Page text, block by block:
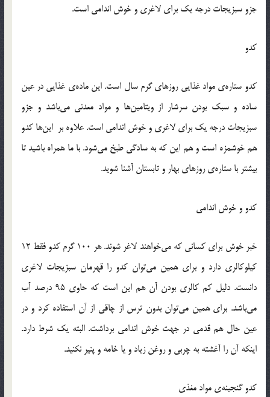
جزو سبزیجات درجه یک برای لاغری و خوش اندامی است.
کدو
کدو ستاره‌ی مواد غذایی روزهای گرم سال است. این ماده‌ی غذایی در عین
ساده و سبک بودن سرشار از ویتامین‌ها و مواد معدنی می‌باشد و جزو
سبزیجات درجه یک برای لاغری و خوش اندامی است. علاوه بر این‌ها کدو
هم خوشمزه است و هم این که به سادگی طبخ می‌شود. با ما همراه باشید تا
بیشتر با ستاره‌ی روزهای بهار و تابستان آشنا شوید.
کدو و خوش اندامی
خبر خوش برای کسانی که می‌خواهند لاغر شوند. هر 100 گرم کدو فقط 12
کیلوکالری دارد و برای همین می‌توان کدو را قهرمان سبزیجات لاغری
دانست. دلیل کم کالری بودن آن هم این است که حاوی 95 درصد آب
می‌باشد. برای همین می‌توان بدون ترس از چاقی از آن استفاده کرد و در
عین حال هم قدمی در جهت خوش اندامی برداشت. البته یک شرط دارد.
اینکه آن را آغشته به چربی و روغن زیاد و یا خامه و پنیر نکنید.
کدو گنجینه‌ی مواد مغذی